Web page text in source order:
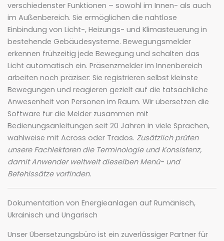
verschiedenster Funktionen – sowohl im Innen- als auch
im Außenbereich. Sie ermöglichen die nahtlose
Einbindung von Licht-, Heizungs- und Klimasteuerung in
bestehende Gebäudesysteme. Bewegungsmelder
erkennen frühzeitig jede Bewegung und schalten das
Licht automatisch ein. Präsenzmelder im Innenbereich
arbeiten noch präziser: Sie registrieren selbst kleinste
Bewegungen und reagieren gezielt auf die tatsächliche
Anwesenheit von Personen im Raum. Wir übersetzen die
Software für die Melder zusammen mit
Bedienungsanleitungen seit 20 Jahren in viele Sprachen,
wahlweise mit Across oder Trados. Zusätzlich prüfen
unsere Fachlektoren die Terminologie und Konsistenz,
damit Anwender weltweit dieselben Menü- und
Befehlssätze vorfinden.
Dokumentation von Energieanlagen auf Rumänisch,
Ukrainisch und Ungarisch
Unser Übersetzungsbüro ist ein zuverlässiger Partner für